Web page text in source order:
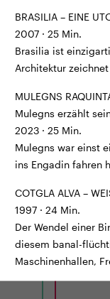
TICKETS
· 12 J.
MI
H IS
UK 2026
Regie:
BRASILIA – EINE
2007 · 25 Min.
Brasilia ist
Architektur
MULEGNS
Mulegns erzählt
2023 · 25 Min.
Mulegns war einst
ins Engadin fahren
COTGLA ALVA –
1997 · 24 Min.
Der Wendel einer
diesem banal-
Maschinenhallen,